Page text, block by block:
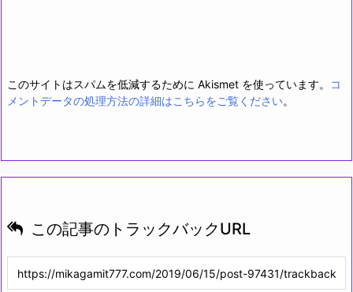
このサイトはスパムを低減するために Akismet を使っています。
コ
メントデータの処理方法の詳細はこちらをご覧ください。
この記事のトラックバックURL